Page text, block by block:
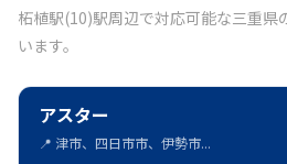
柘植駅(10)駅周辺で対応可能な三重県
います。
アスター
📍 津市、四日市市、伊勢市...